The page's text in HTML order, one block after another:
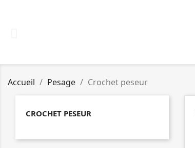
Accueil Pesage Crochet peseur
CROCHET PESEUR